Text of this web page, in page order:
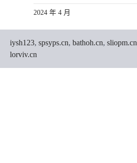
2024 年 4 月
iysh123, spsyps.cn, bathoh.cn, sliopm.cn
lorviv.cn